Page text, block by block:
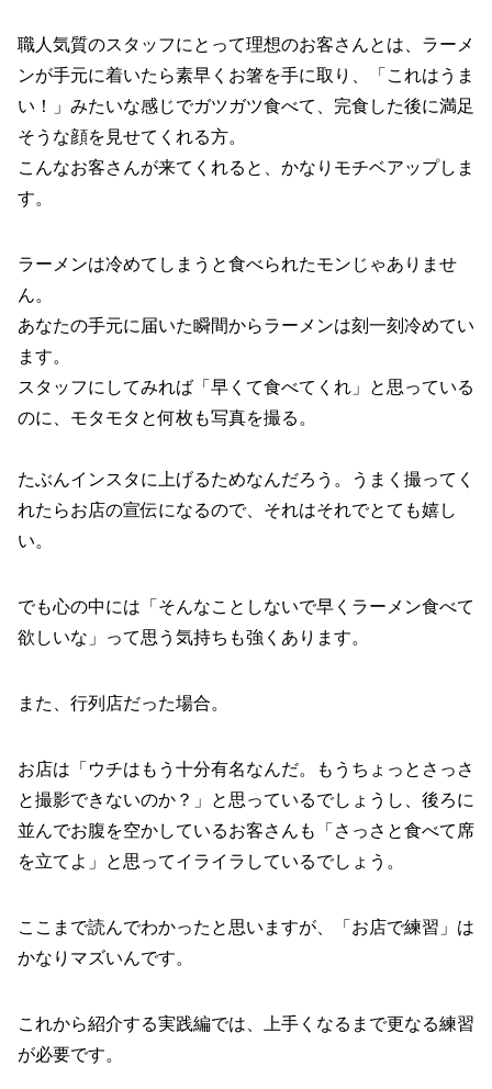
職人気質のスタッフにとって理想のお客さんとは、ラーメ
ンが手元に着いたら素早くお箸を手に取り、「これはうま
い！」みたいな感じでガツガツ食べて、完食した後に満足
そうな顔を見せてくれる方。
こんなお客さんが来てくれると、かなりモチベアップしま
す。
ラーメンは冷めてしまうと食べられたモンじゃありませ
ん。
あなたの手元に届いた瞬間からラーメンは刻一刻冷めてい
ます。
スタッフにしてみれば「早くて食べてくれ」と思っている
のに、モタモタと何枚も写真を撮る。
たぶんインスタに上げるためなんだろう。うまく撮ってく
れたらお店の宣伝になるので、それはそれでとても嬉し
い。
でも心の中には「そんなことしないで早くラーメン食べて
欲しいな」って思う気持ちも強くあります。
また、行列店だった場合。
お店は「ウチはもう十分有名なんだ。もうちょっとさっさ
と撮影できないのか？」と思っているでしょうし、後ろに
並んでお腹を空かしているお客さんも「さっさと食べて席
を立てよ」と思ってイライラしているでしょう。
ここまで読んでわかったと思いますが、「お店で練習」は
かなりマズいんです。
これから紹介する実践編では、上手くなるまで更なる練習
が必要です。